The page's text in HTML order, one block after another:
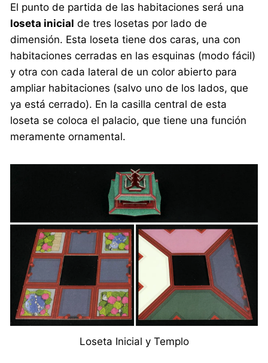
El punto de partida de las habitaciones será una
loseta inicial de tres losetas por lado de
dimensión. Esta loseta tiene dos caras, una con
habitaciones cerradas en las esquinas (modo fácil)
y otra con cada lateral de un color abierto para
ampliar habitaciones (salvo uno de los lados, que
ya está cerrado). En la casilla central de esta
loseta se coloca el palacio, que tiene una función
meramente ornamental.
Loseta Inicial y Templo